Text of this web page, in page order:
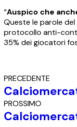
“Auspico che
Queste le parole
protocollo anti-
35% dei giocatori
PRECEDENTE
PROSSIMO